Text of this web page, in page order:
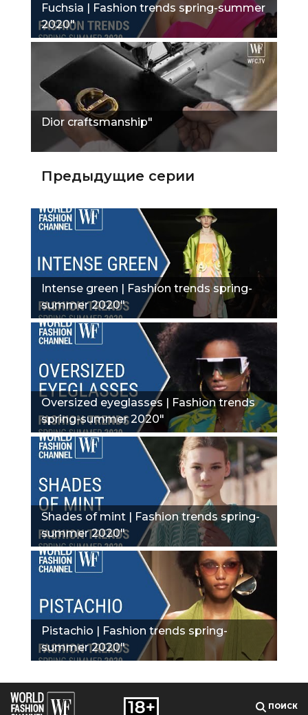
Fuchsia | Fashion trends spring-summer
2020"
Dior craftsmanship"
Предыдущие серии
Intense green | Fashion trends spring-
summer 2020"
Oversized eyeglasses | Fashion trends
spring-summer 2020"
Shades of mint | Fashion trends spring-
summer 2020"
Pistachio | Fashion trends spring-
summer 2020"
ПОИСК